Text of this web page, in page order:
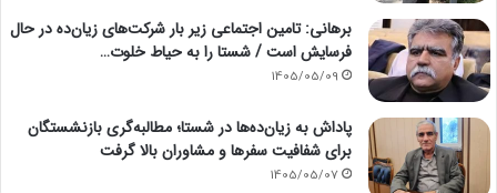
برهانی: تامین اجتماعی زیر بار شرکت‌های زیان‌ده در حال
فرسایش است / شستا را به حیاط خلوت…
1405/05/09
پاداش به زیان‌ده‌ها در شستا؛ مطالبه‌گری بازنشستگان
برای شفافیت سفرها و مشاوران بالا گرفت
1405/05/07